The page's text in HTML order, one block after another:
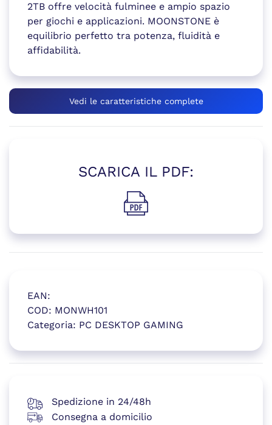
2TB offre velocità fulminee e ampio spazio
per giochi e applicazioni. MOONSTONE è
equilibrio perfetto tra potenza, fluidità e
affidabilità.
Vedi le caratteristiche complete
EAN:
COD: MONWH101
Categoria: PC DESKTOP GAMING
(si apre in una nuova
SCARICA IL PDF:
(si apre in una nuova
Spedizione in 24/48h
Consegna a domicilio